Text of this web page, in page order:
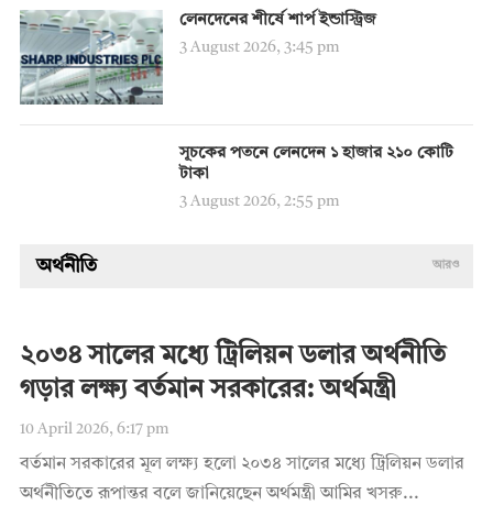
লেনদেনের শীর্ষে শার্প ইন্ডাস্ট্রিজ
3 August 2026, 3:45 pm
সূচকের পতনে লেনদেন ১ হাজার ২১০ কোটি
টাকা
3 August 2026, 2:55 pm
অর্থনীতি আরও
২০৩৪ সালের মধ্যে ট্রিলিয়ন ডলার অর্থনীতি
গড়ার লক্ষ্য বর্তমান সরকারের: অর্থমন্ত্রী
10 April 2026, 6:17 pm
বর্তমান সরকারের মূল লক্ষ্য হলো ২০৩৪ সালের মধ্যে ট্রিলিয়ন ডলার
অর্থনীতিতে রূপান্তর বলে জানিয়েছেন অর্থমন্ত্রী আমির খসরু...